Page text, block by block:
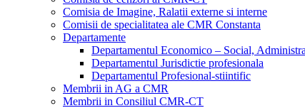
Comisia de Imagine, Ralatii externe si interne
Comisii de specialitatea ale CMR Constanta
Departamente
Departamentul Economico – Social,
Departamentul Jurisdictie profesionala
Departamentul Profesional-stiintific
Membrii in AG a CMR
Membrii in Consiliul CMR-CT